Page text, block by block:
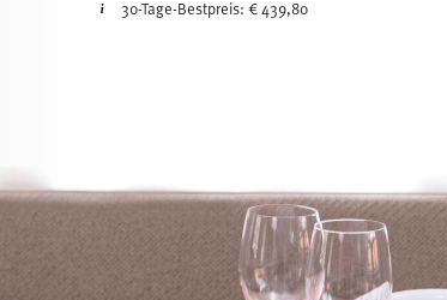
30-Tage-Bestpreis: € 439,80